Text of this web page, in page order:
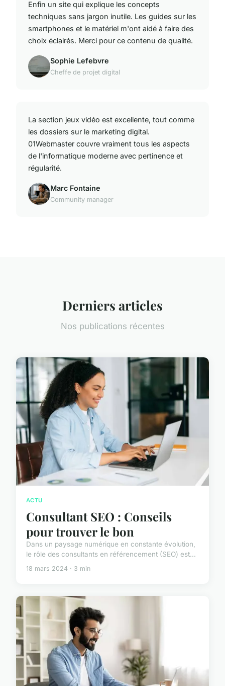
Enfin un site qui explique les concepts
techniques sans jargon inutile. Les guides sur les
smartphones et le matériel m'ont aidé à faire des
choix éclairés. Merci pour ce contenu de qualité.
Sophie Lefebvre
Cheffe de projet digital
La section jeux vidéo est excellente, tout comme
les dossiers sur le marketing digital.
01Webmaster couvre vraiment tous les aspects
de l'informatique moderne avec pertinence et
régularité.
Marc Fontaine
Community manager
Derniers articles
Nos publications récentes
ACTU
Consultant SEO : Conseils
pour trouver le bon
Dans un paysage numérique en constante évolution,
le rôle des consultants en référencement (SEO) est...
18 mars 2024 · 3 min